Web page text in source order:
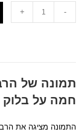
-
+
תמונה של
חמה על בלוק
התמונה מציגה את